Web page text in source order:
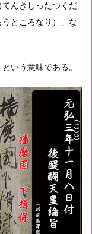
てんきしったつくだ
ところなり）」な
いう意味である。